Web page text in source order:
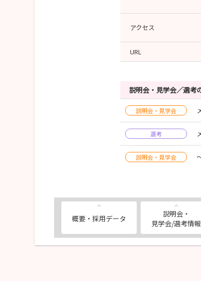
アクセス
URL
説明会・見学会／選考
説明会・見学会
選考
説明会・見学会
概要・採用データ
説明会・
見学会/選考情報